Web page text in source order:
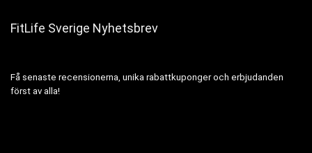
FitLife Sverige Nyhetsbrev
Få senaste recensionerna, unika rabattkuponger och erbjudanden
först av alla!